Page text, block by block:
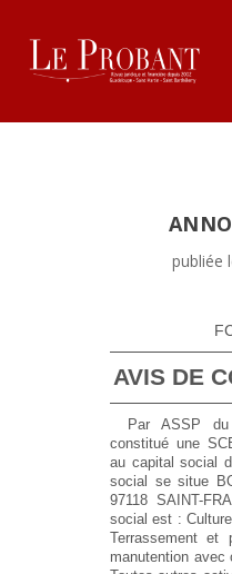
publiée
AVIS DE
Par ASSP
constitué une
au capital social
social se situe
97118 SAINT-
social est :
Terrassement et
manutention